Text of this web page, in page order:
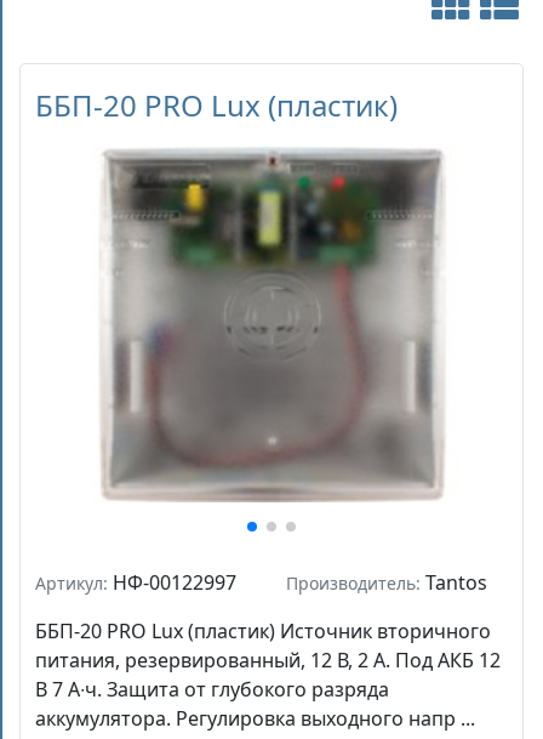
ББП-20 PRO Lux (пластик)
Артикул: НФ-00122997 Производитель: Tantos
ББП-20 PRO Lux (пластик) Источник вторичного
питания, резервированный, 12 В, 2 А. Под АКБ 12
В 7 А∙ч. Защита от глубокого разряда
аккумулятора. Регулировка выходного напр ...